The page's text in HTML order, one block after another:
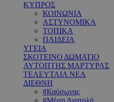
ΚΥΠΡΟΣ
ΚΟΙΝΩΝΙΑ
ΑΣΤΥΝΟΜΙΚΑ
ΤΟΠΙΚΑ
ΠΑΙΔΕΙΑ
ΥΓΕΙΑ
ΣΚΟΤΕΙΝΟ ΔΩΜΑΤΙΟ
ΑΥΤΟΠΤΗΣ ΜΑΡΤΥΡΑΣ
ΤΕΛΕΥΤΑΙΑ ΝΕΑ
ΔΙΕΘΝΗ
#Καύσωνας